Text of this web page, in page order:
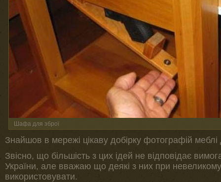
Шафа для зброї
Знайшов в мережі цікаву добірку фотографій меблі
Звісно, що більшість з цих ідей не відповідає
України, але вважаю що деякі з них при
використовувати.